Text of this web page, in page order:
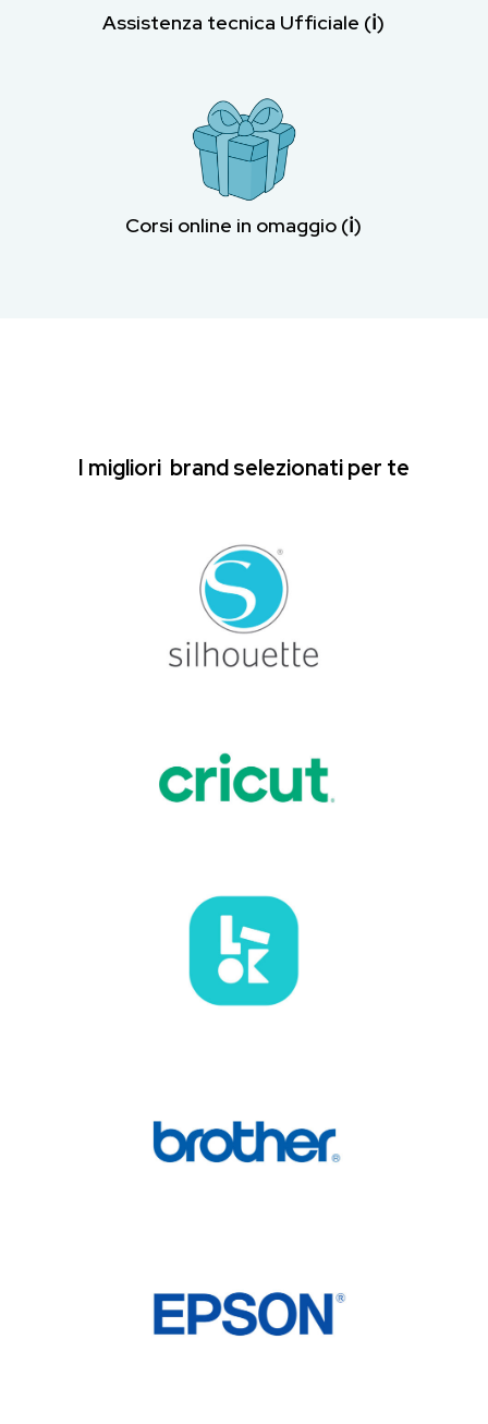
Assistenza tecnica Ufficiale (ℹ︎)
Corsi online in omaggio (ℹ︎)
I migliori brand selezionati per te